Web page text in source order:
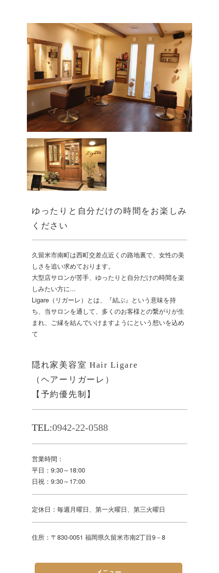
ゆったりと自分だけの時間をお楽しみ
ください
久留米市南町は西町交差点近くの路地裏で、女性の美
しさを追い求めております。
大型店サロンが苦手、ゆったりと自分だけの時間を楽
しみたい方に...
Ligare（リガーレ）とは、『結ぶ』という意味を持
ち、当サロンを通して、多くのお客様との繋がりが生
まれ、ご縁を結んでいけますようにという想いを込め
て
隠れ家美容室 Hair Ligare
（ヘアーリガーレ）
【予約優先制】
TEL:0942-22-0588
営業時間：
平日：9:30～18:00
日祝：9:30～17:00
定休日：毎週月曜日、第一火曜日、第三火曜日
住所：〒830-0051 福岡県久留米市南2丁目9－8